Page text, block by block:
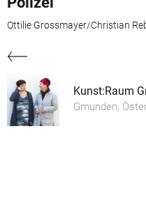
Ottilie Grossmayer/Christian
Kunst:Raum
Gmunden,